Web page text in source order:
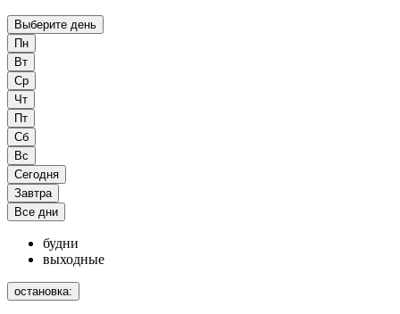
Выберите день
Пн
Вт
Ср
Чт
Пт
Сб
Вс
Сегодня
Завтра
Все дни
будни
выходные
остановка: